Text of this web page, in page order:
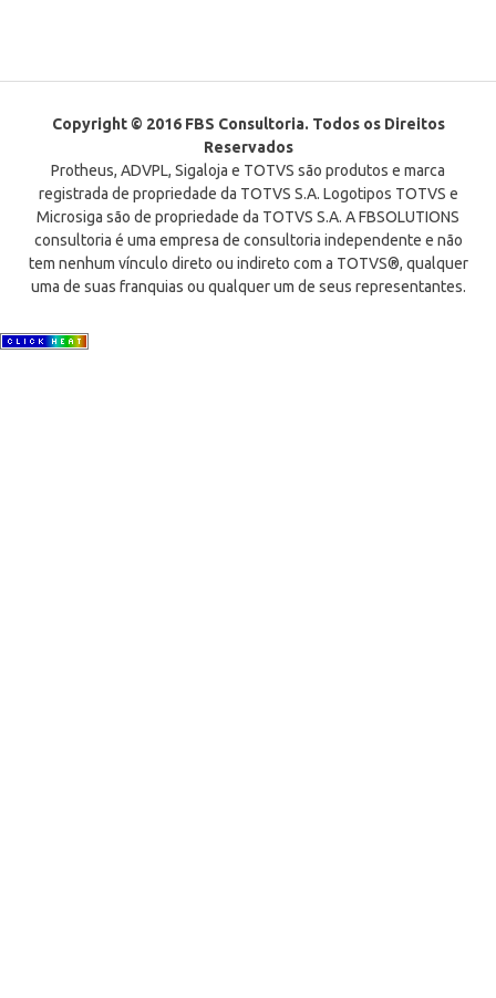
Copyright © 2016 FBS Consultoria. Todos os Direitos
Reservados
Protheus, ADVPL, Sigaloja e TOTVS são produtos e marca
registrada de propriedade da TOTVS S.A. Logotipos TOTVS e
Microsiga são de propriedade da TOTVS S.A. A FBSOLUTIONS
consultoria é uma empresa de consultoria independente e não
tem nenhum vínculo direto ou indireto com a TOTVS®, qualquer
uma de suas franquias ou qualquer um de seus representantes.